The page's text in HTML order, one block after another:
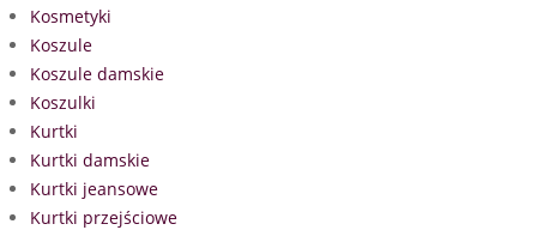
Kosmetyki
Koszule
Koszule damskie
Koszulki
Kurtki
Kurtki damskie
Kurtki jeansowe
Kurtki przejściowe